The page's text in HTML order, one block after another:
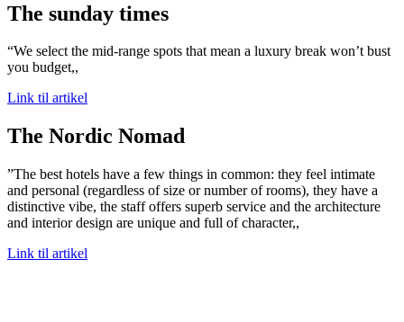
The sunday times
“We select the mid-range spots that mean a luxury break won’t bust
you budget,,
Link til artikel
The Nordic Nomad
”The best hotels have a few things in common: they feel intimate
and personal (regardless of size or number of rooms), they have a
distinctive vibe, the staff offers superb service and the architecture
and interior design are unique and full of character,,
Link til artikel